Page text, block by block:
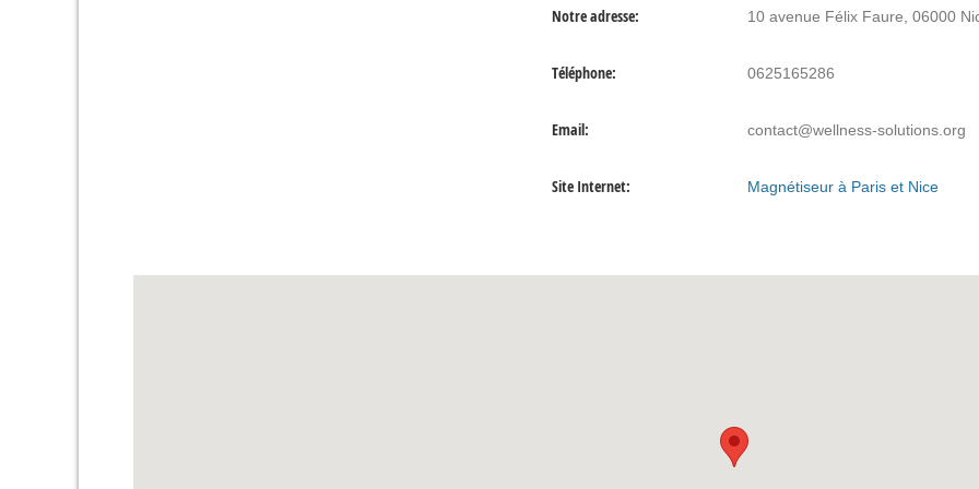
Notre adresse: 10 avenue Félix Faure, 06000
Téléphone: 0625165286
Email: contact@wellness-solutions.org
Site Internet: Magnétiseur à Paris et Nice